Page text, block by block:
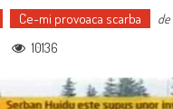
Ce-mi provoaca scarba de
10136